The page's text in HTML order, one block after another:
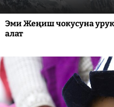
Эми Жеңиш чокусуна
алат